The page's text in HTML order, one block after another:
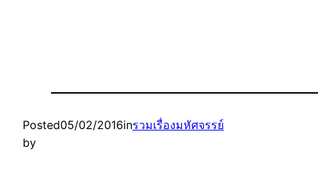
Posted05/02/2016inรวมเรื่องมหัศจรรย์
by